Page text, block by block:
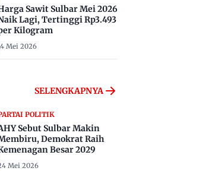
Sawit Sulbar Mei 2026
Lagi, Tertinggi Rp3.493
Kilogram
Mei 2026
SELENGKAPNYA
POLITIK
Sebut Sulbar Makin
Demokrat Raih
Besar 2029
Mei 2026